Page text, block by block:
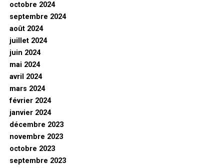
octobre 2024
septembre 2024
août 2024
juillet 2024
juin 2024
mai 2024
avril 2024
mars 2024
février 2024
janvier 2024
décembre 2023
novembre 2023
octobre 2023
septembre 2023